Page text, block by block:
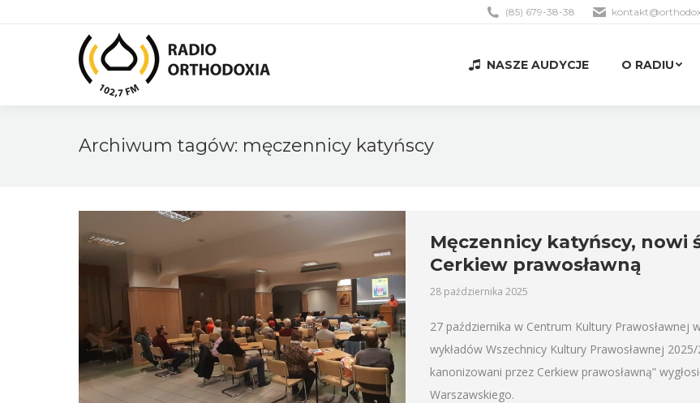
(85) 679-38-38
NASZE AUDYCJE O RADIU
Archiwum tagów: męczennicy katyńscy
Męczennicy katyńscy, nowi
Cerkiew prawosławną
28 października 2025
27 października w Centrum Kultury Prawosławnej
wykładów Wszechnicy Kultury Prawosławnej
kanonizowani przez Cerkiew prawosławną”
Warszawskiego.